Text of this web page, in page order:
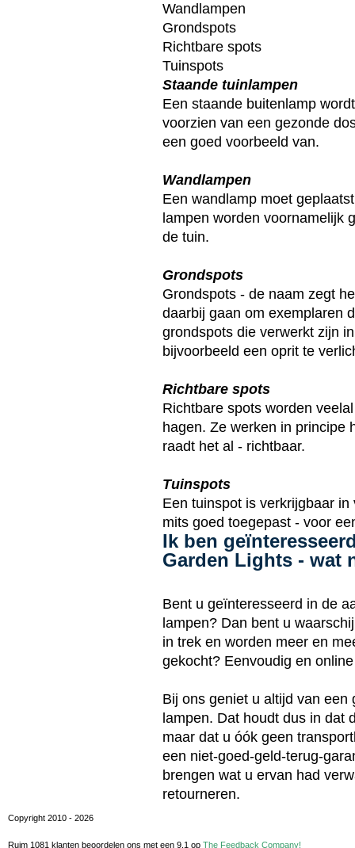
Wandlampen
Grondspots
Richtbare spots
Tuinspots
Staande tuinlampen
Een staande buitenlamp
voorzien van een gezonde
een goed voorbeeld van.
Wandlampen
Een wandlamp moet
lampen worden voornamelijk
de tuin.
Grondspots
Grondspots - de naam zegt
daarbij gaan om exemplaren
grondspots die verwerkt zijn
bijvoorbeeld een oprit te
Richtbare spots
Richtbare spots worden
hagen. Ze werken in principe
raadt het al - richtbaar.
Tuinspots
Een tuinspot is verkrijgbaar
mits goed toegepast - voor
Ik ben
Garden Lights - wat
Bent u geïnteresseerd in de
lampen? Dan bent u
in trek en worden meer en
gekocht? Eenvoudig en
Bij ons geniet u altijd van
lampen. Dat houdt dus in dat
maar dat u óók geen
een niet-goed-geld-terug-
brengen wat u ervan had
retourneren.
Copyright 2010 - 2026
Ruim 1081 klanten beoordelen ons met een 9.1 op The Feedback Company!